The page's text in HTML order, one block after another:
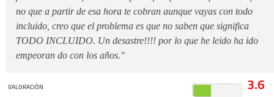
no que a partir de esa hora te cobran aunque vayas con todo
incluido, creo que el problema es que no saben que significa
TODO INCLUIDO. Un desastre!!!! por lo que he leido ha ido
empeoran do con los años."
VALORACIÓN 3.6